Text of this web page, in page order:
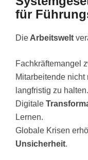
für
Die Arbeitswelt
Fachkräftemangel
Mitarbeitende
langfristig zu halten.
Digitale
Lernen.
Globale Krisen
Unsicherheit.